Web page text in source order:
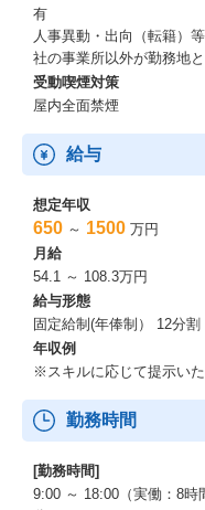
有
人事異動・出向（転籍）
社の事業所以外が勤務地
受動喫煙対策
屋内全面禁煙
給与
想定年収
650 ～ 1500 万円
月給
54.1 ～ 108.3万円
給与形態
固定給制(年俸制） 12分割
年収例
※スキルに応じて提示いた
勤務時間
[勤務時間]
9:00 ～ 18:00（実働：8